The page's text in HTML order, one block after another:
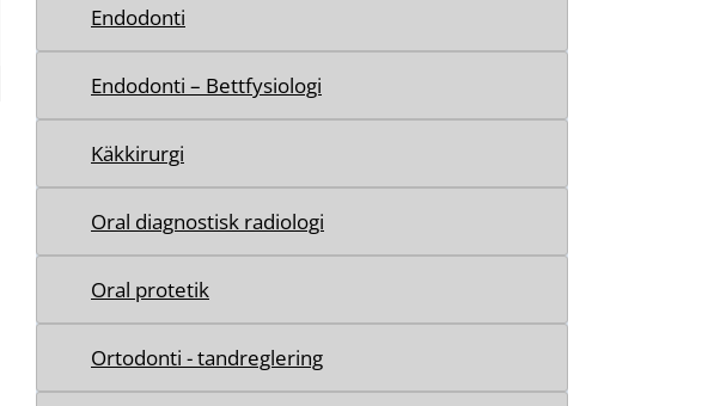
Endodonti
Endodonti – Bettfysiologi
Käkkirurgi
Oral diagnostisk radiologi
Oral protetik
Ortodonti - tandreglering